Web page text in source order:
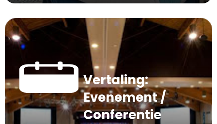
Vertaling:
Evenement /
Conferentie